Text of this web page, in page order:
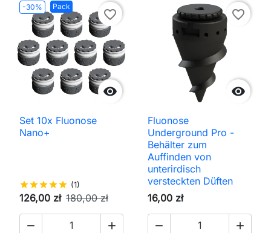
-30% Pack

favorite_border
Set 10x Fluonose
Nano+
starstarstarstarstar (1)
126,00 zł 180,00 zł
 

favorite_border
Fluonose
Underground Pro -
Behälter zum
Auffinden von
unterirdisch
versteckten Düften
16,00 zł
 